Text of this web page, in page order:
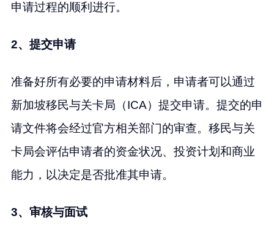
申请过程的顺利进行。
2、提交申请
准备好所有必要的申请材料后，申请者可以通过
新加坡移民与关卡局（ICA）提交申请。提交的申
请文件将会经过官方相关部门的审查。移民与关
卡局会评估申请者的资金状况、投资计划和商业
能力，以决定是否批准其申请。
3、审核与面试